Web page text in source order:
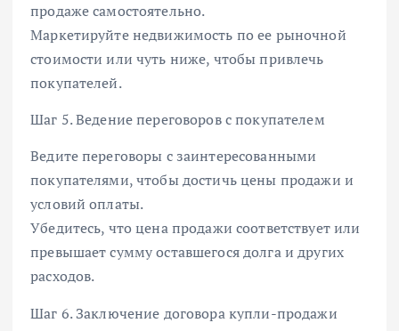
продаже самостоятельно.
Маркетируйте недвижимость по ее рыночной
стоимости или чуть ниже, чтобы привлечь
покупателей.
Шаг 5. Ведение переговоров с покупателем
Ведите переговоры с заинтересованными
покупателями, чтобы достичь цены продажи и
условий оплаты.
Убедитесь, что цена продажи соответствует или
превышает сумму оставшегося долга и других
расходов.
Шаг 6. Заключение договора купли-продажи